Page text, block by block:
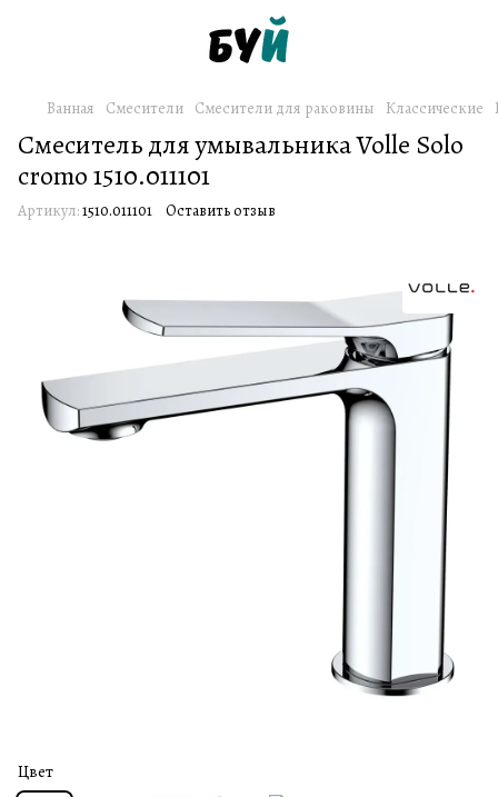
Ванная Смесители Смесители для раковины Классические
Смеситель для умывальника Volle Solo
cromo 1510.011101
Артикул:1510.011101 Оставить отзыв
Цвет